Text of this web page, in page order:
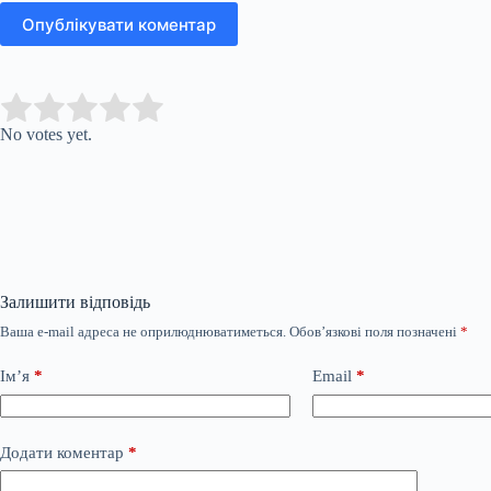
Опублікувати коментар
Rate this item:
No votes yet.
Залишити відповідь
Ваша e-mail адреса не оприлюднюватиметься. Обов’язкові поля позначені *
Ім’я * Email *
Додати коментар *